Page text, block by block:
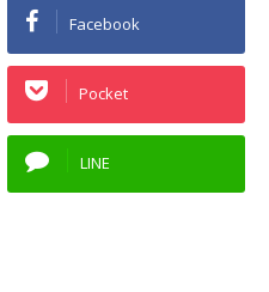
Facebook
Pocket
LINE